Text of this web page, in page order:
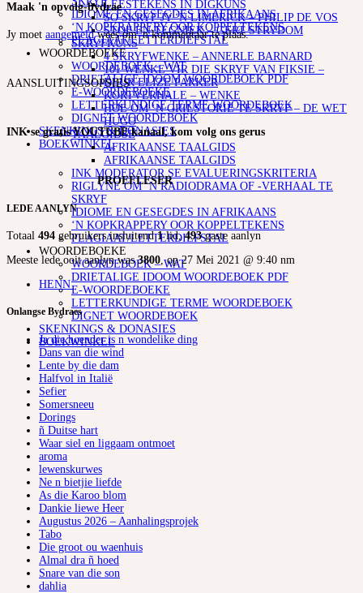
IDIOME EN GESEGDES IN AFRIKAANS
‘N KOPKRAPPERY OOR KOPPELTEKENS
PLAGIAAT/LETTERDIEFSTAL
WOORDEBOEKE
WOORDEBOEK – WAT
DRIETALIGE IDOOM WOORDEBOEK PDF
E-WOORDEBOEKE
LETTERKUNDIGE TERME WOORDEBOEK
DIGNET WOORDEBOEK
SKENKINGS & DONASIES
BOEKWINKEL
LEESTEKENS IN DIGKUNS
SO SKRYF JY ‘N LIMERICK – PHILIP DE VOS
STOF EN TEGNIEK – GERT STRYDOM
SKRYFKUNS
4 SKRYFWENKE – ANNERLE BARNARD
101 WENKE VIR DIE SKRYF VAN FIKSIE –
DEUR ELIZE PARKER
KORTVERHALE – WENKE
HOE OM ‘N GRILSTORIE TE SKRYF – DE WET
HUGO
TAALGIDSE
AFRIKAANSE TAALGIDS
AFRIKAANSE TAALGIDS
INK MODERATOR SE EVALUERINGSKRITERIA
RIGLYNE OM ‘N RADIODRAMA OF -VERHAAL TE
SKRYF
IDIOME EN GESEGDES IN AFRIKAANS
‘N KOPKRAPPERY OOR KOPPELTEKENS
PLAGIAAT/LETTERDIEFSTAL
WOORDEBOEKE
WOORDEBOEK – WAT
DRIETALIGE IDOOM WOORDEBOEK PDF
E-WOORDEBOEKE
LETTERKUNDIGE TERME WOORDEBOEK
DIGNET WOORDEBOEK
SKENKINGS & DONASIES
BOEKWINKEL
Maak 'n opvolg-bydrae
Jy moet aangemeldwees om 'n kommentaar te plaas.
AANSLUITINGSOPSIES
INK se gratis YOUTUBE kanaal, kom volg ons gerus
PROEFLESER
LEDE AANLYN
Totaal 494 gebruikers insluitend1lid,493gaste aanlyn
Meeste lede ooit aanlyn was3800, op 27 Mei 2021 @ 9:40 nm
HENN
Onlangse Bydraes
Ja die hoender is n wondelike ding
Dans van die wind
Lente by die dam
Halfvol in Italië
Sefier
Somersneeu
Dorings
ñ Duitse hart
Waar siel en liggaam ontmoet
aroma
lewenskurwes
Ne n bietjie liefde
As die Karoo blom
Dankie liewe Heer
Augustus 2026 – Aanhalingsprojek
Tabo
Die groot ou waenhuis
Almal dra ñ hoed
Snare van die son
dahlia